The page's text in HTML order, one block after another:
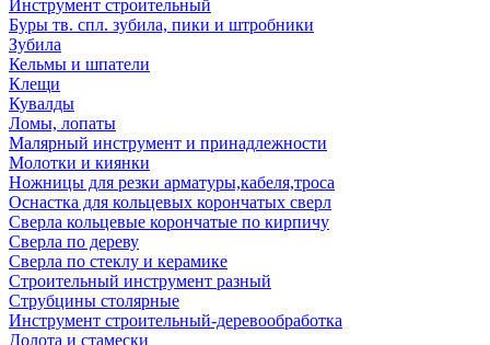
Инструмент строительный
Буры тв. спл. зубила, пики и штробники
Зубила
Кельмы и шпатели
Клещи
Кувалды
Ломы, лопаты
Малярный инструмент и принадлежности
Молотки и киянки
Ножницы для резки арматуры,кабеля,троса
Оснастка для кольцевых корончатых сверл
Сверла кольцевые корончатые по кирпичу
Сверла по дереву
Сверла по стеклу и керамике
Строительный инструмент разный
Струбцины столярные
Инструмент строительный-деревообработка
Долота и стамески